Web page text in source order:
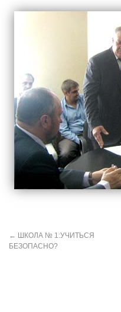
← ШКОЛА № 1:УЧИТЬСЯ
БЕЗОПАСНО?